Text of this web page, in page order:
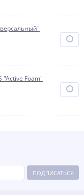
Foam"
ПОДПИСАТЬСЯ